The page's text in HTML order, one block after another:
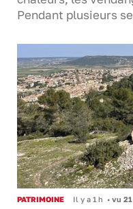
Pendant plusieurs
PATRIMOINE Il y a 1 h • vu